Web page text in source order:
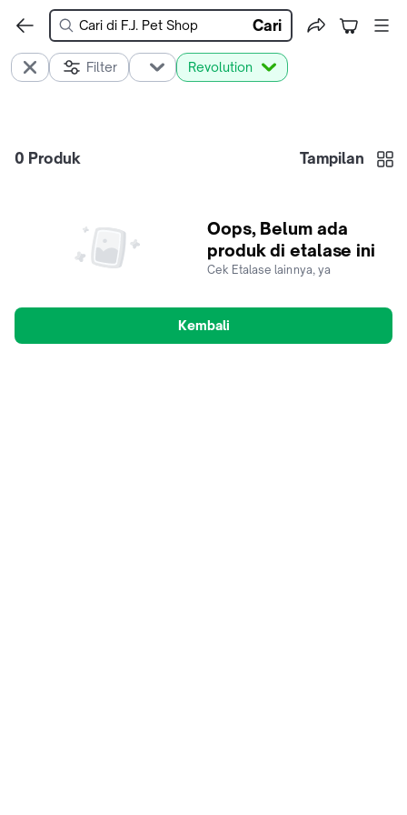
Cari
Filter Revolution
0 Produk Tampilan
Oops, Belum ada
produk di etalase ini
Cek Etalase lainnya, ya
Kembali